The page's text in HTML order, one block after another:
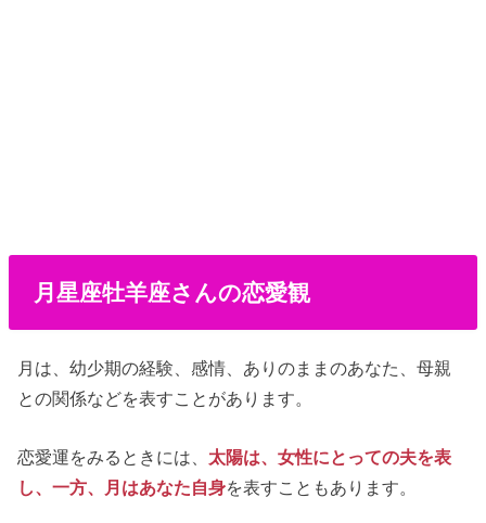
月星座牡羊座さんの恋愛観
月は、幼少期の経験、感情、ありのままのあなた、母親
との関係などを表すことがあります。
恋愛運をみるときには、 太陽は、女性にとっての夫を表
し、一方、月はあなた自身を表すこともあります。